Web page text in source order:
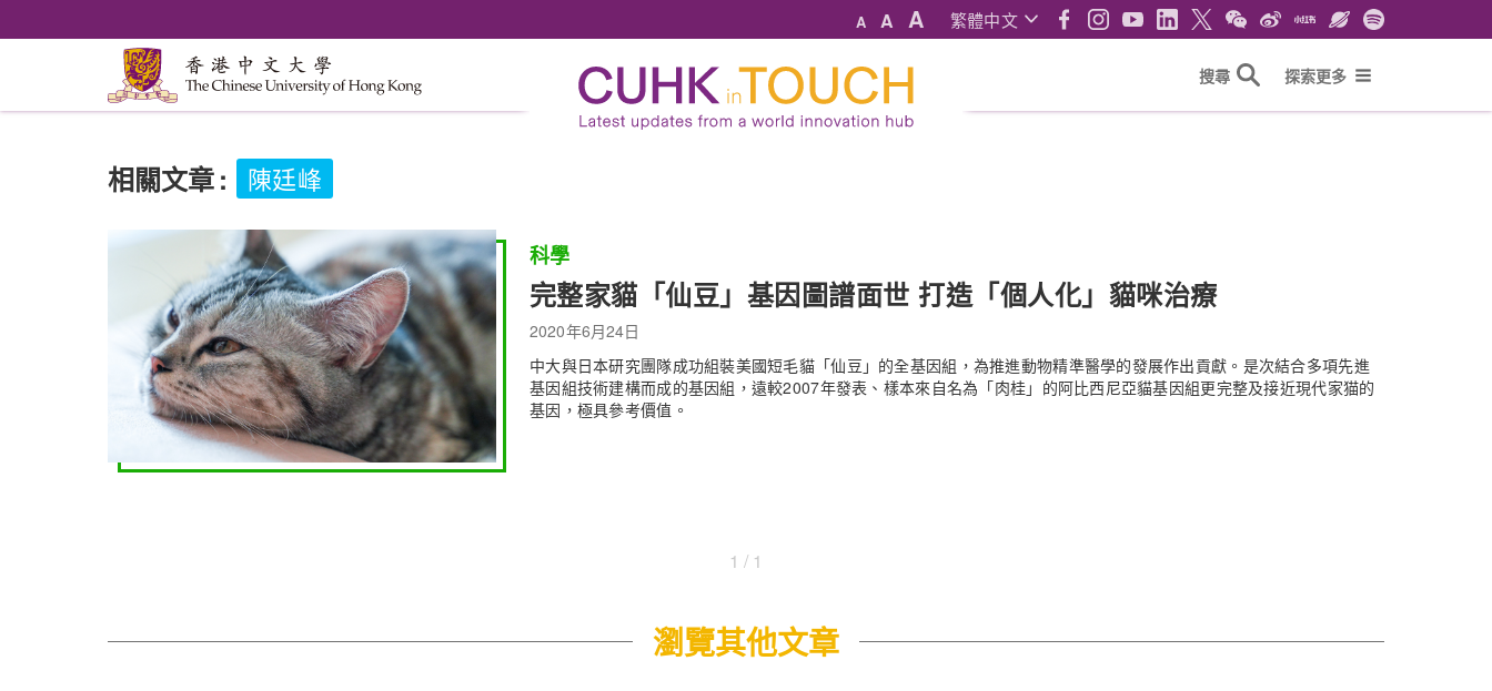
A A A 繁體中文
搜尋 探索更多
相關文章: 陳廷峰
科學
完整家貓「仙豆」基因圖譜面世 打造「個人化」貓咪治療
2020年6月24日
中大與日本研究團隊成功組裝美國短毛貓「仙豆」的全基因組，為推進動物精準醫學的發展作出貢獻。是次結合多項先進
基因組技術建構而成的基因組，遠較2007年發表、樣本來自名為「肉桂」的阿比西尼亞貓基因組更完整及接近現代家猫的
基因，極具參考價值。
1 / 1
瀏覽其他文章